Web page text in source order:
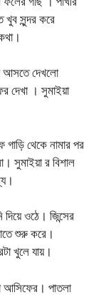
খুব সুন্দর করে
আসতে দেখলো
দেখা । সুমাইয়া
থেকে নামার পর
সুমাইয়া র বিশাল
ওঠে। জিন্সের
শুরু করে।
খুলে যায়।
আসিফের। পাতলা